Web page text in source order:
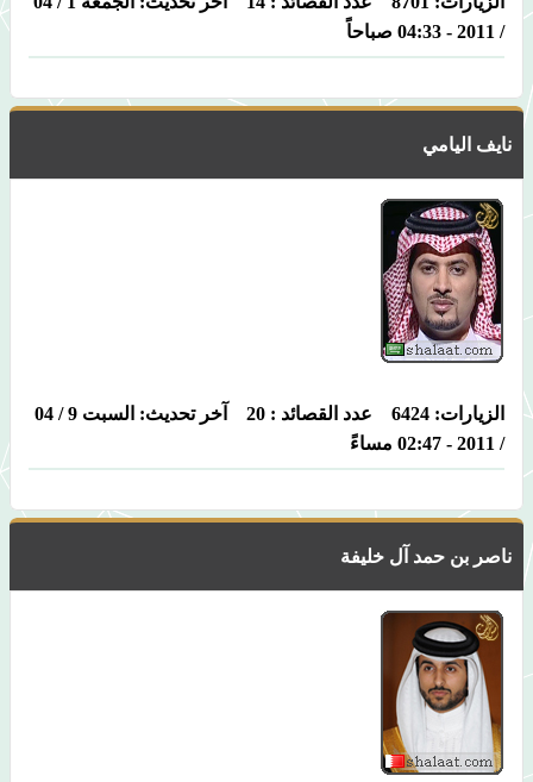
/ 2011 - 04:33 صباحاً
نايف اليامي
الزيارات: 6424 عدد القصائد : 20 آخر تحديث: السبت 9 / 04
/ 2011 - 02:47 مساءً
ناصر بن حمد آل خليفة